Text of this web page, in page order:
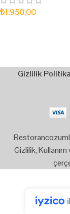
₺1.950,00
Gizlilik
Gizlilik,